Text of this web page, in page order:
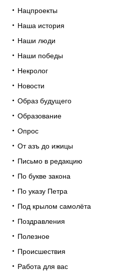
Нацпроекты
Наша история
Наши люди
Наши победы
Некролог
Новости
Образ будущего
Образование
Опрос
От азъ до ижицы
Письмо в редакцию
По букве закона
По указу Петра
Под крылом самолёта
Поздравления
Полезное
Происшествия
Работа для вас